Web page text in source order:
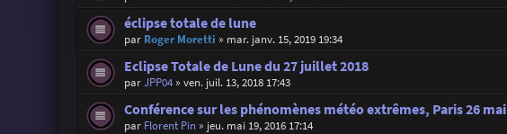
éclipse totale de lune
par Roger Moretti » mar. janv. 15, 2019 19:34
Eclipse Totale de Lune du 27 juillet 2018
parJPP04» ven. juil. 13, 2018 17:43
Conférence sur les phénomènes météo extrêmes, Paris 26 mai
par Florent Pin» jeu. mai 19, 2016 17:14